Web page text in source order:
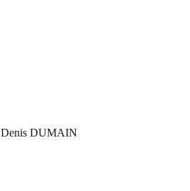
Denis DUMAIN